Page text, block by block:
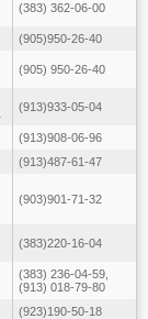
(383) 362-06-00
(905)950-26-40
(905) 950-26-40
(913)933-05-04
(913)908-06-96
(913)487-61-47
(903)901-71-32
(383)220-16-04
(383) 236-04-59,
(913) 018-79-80
(923)190-50-18